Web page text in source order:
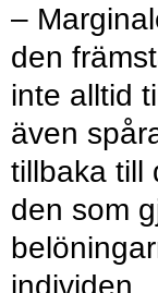
–
den
inte alltid
även
tillbaka till
den som